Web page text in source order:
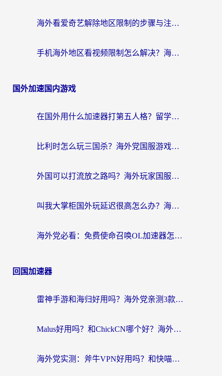
海外看爱奇艺解除地区限制的步骤与注意事项详解：留学生必看的无卡顿追剧指南
手机海外地区看视频限制怎么解决？海外党追剧看片的实用指南
国外加速国内游戏
在国外用什么加速器打第五人格？留学生亲测：这6个功能才是关键！
比利时怎么玩三国杀？海外党国服游戏加速器终极指南（附问道CODOL优化方案）
外国可以打流放之路吗？海外玩家国服游戏畅玩终极指南（附实测推荐）
叫我大掌柜国外玩延迟很高怎么办？海外党亲测的国服游戏加速全攻略
海外党必看：免费使命召唤OL加速器怎么选？3个国服游戏加速痛点一次性解决
回国加速器
雷神手游和海归好用吗？海外党亲测3款热门回国加速器+番茄加速器深度体验
Malus好用吗？和ChickCN哪个好？海外党亲测：选对回国加速器，追剧游戏不卡顿
海外党实测：斧牛VPN好用吗？和快喵VPN对比哪个回国效果更好？附3款热门加速器深度分析